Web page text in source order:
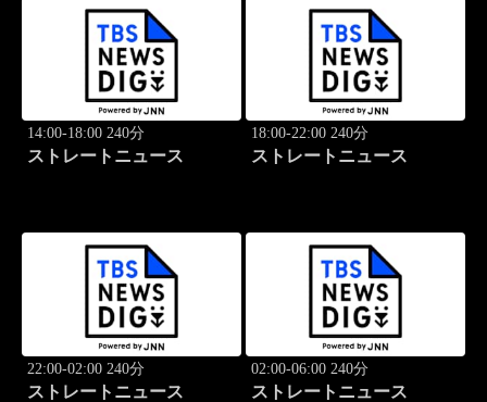
14:00-18:00 240分
ストレートニュース
18:00-22:00 240分
ストレートニュース
22:00-02:00 240分
ストレートニュース
02:00-06:00 240分
ストレートニュース